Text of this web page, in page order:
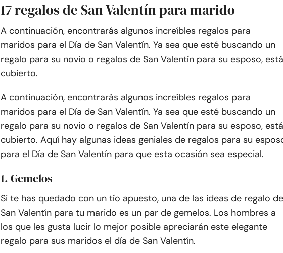
17 regalos de San Valentín para marido
A continuación, encontrarás algunos increíbles regalos para
maridos para el Día de San Valentín. Ya sea que esté buscando un
regalo para su novio o regalos de San Valentín para su esposo, está
cubierto.
A continuación, encontrarás algunos increíbles regalos para
maridos para el Día de San Valentín. Ya sea que esté buscando un
regalo para su novio o regalos de San Valentín para su esposo, está
cubierto. Aquí hay algunas ideas geniales de regalos para su
para el Día de San Valentín para que esta ocasión sea especial.
1. Gemelos
Si te has quedado con un tío apuesto, una de las ideas de regalo de
San Valentín para tu marido es un par de gemelos. Los hombres a
los que les gusta lucir lo mejor posible apreciarán este elegante
regalo para sus maridos el día de San Valentín.